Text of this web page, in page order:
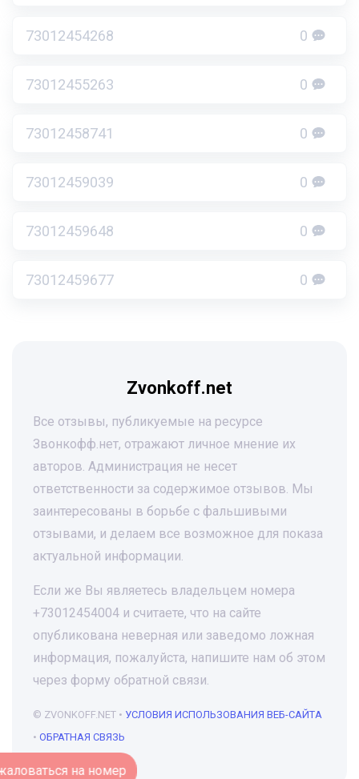
73012454268 0
73012455263 0
73012458741 0
73012459039 0
73012459648 0
73012459677 0
Zvonkoff.net
Все отзывы, публикуемые на ресурсе
Звонкофф.нет, отражают личное мнение их
авторов. Администрация не несет
ответственности за содержимое отзывов. Мы
заинтересованы в борьбе с фальшивыми
отзывами, и делаем все возможное для показа
актуальной информации.
Если же Вы являетесь владельцем номера
+73012454004 и считаете, что на сайте
опубликована неверная или заведомо ложная
информация, пожалуйста, напишите нам об этом
через форму обратной связи.
© ZVONKOFF.NET • УСЛОВИЯ ИСПОЛЬЗОВАНИЯ ВЕБ-САЙТА
• ОБРАТНАЯ СВЯЗЬ
Пожаловаться на номер